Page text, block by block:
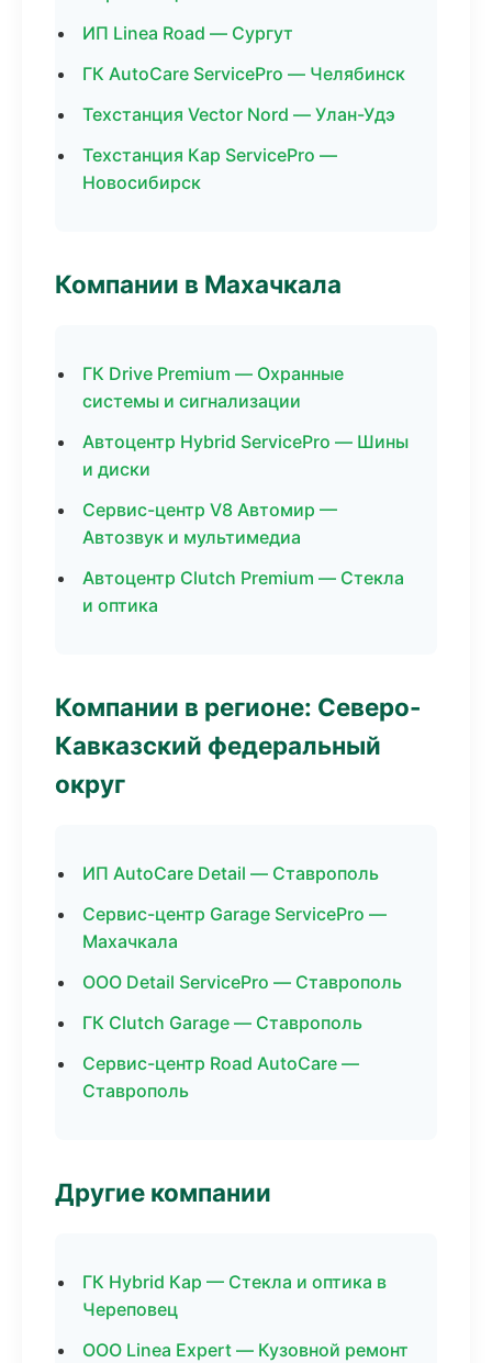
ИП Linea Road — Сургут
ГК AutoCare ServicePro — Челябинск
Техстанция Vector Nord — Улан-Удэ
Техстанция Кар ServicePro —
Новосибирск
Компании в Махачкала
ГК Drive Premium — Охранные
системы и сигнализации
Автоцентр Hybrid ServicePro — Шины
и диски
Сервис-центр V8 Автомир —
Автозвук и мультимедиа
Автоцентр Clutch Premium — Стекла
и оптика
Компании в регионе: Северо-
Кавказский федеральный
округ
ИП AutoCare Detail — Ставрополь
Сервис-центр Garage ServicePro —
Махачкала
ООО Detail ServicePro — Ставрополь
ГК Clutch Garage — Ставрополь
Сервис-центр Road AutoCare —
Ставрополь
Другие компании
ГК Hybrid Кар — Стекла и оптика в
Череповец
ООО Linea Expert — Кузовной ремонт